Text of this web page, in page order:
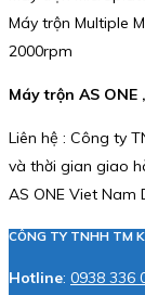
Máy trộn Multiple
2000rpm
Máy trộn AS ONE
Liên hệ : Công ty
và thời gian giao
AS ONE Viet Nam
CÔNG TY TNHH TM
Hotline: 0938 336